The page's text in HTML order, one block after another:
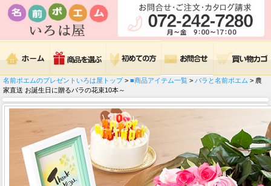
名前ポエムのプレゼントいろは屋トップ> ■商品アイテム一覧 > バラと名前ポエム > 農
家直送 お誕生日に贈るバラの花束10本～